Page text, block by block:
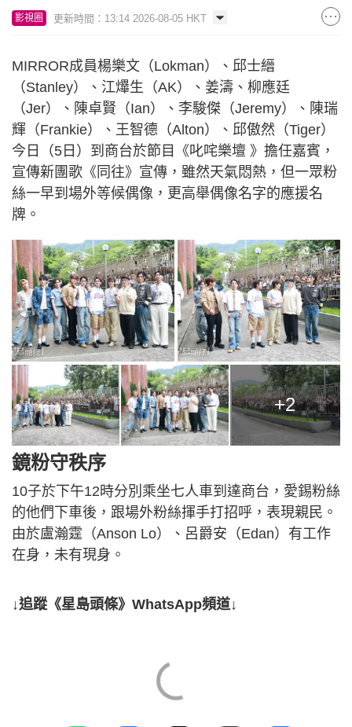
影視圈 更新時間：13:14 2026-08-05 HKT
MIRROR成員楊樂文（Lokman）、邱士縉
（Stanley）、江𤒹生（AK）、姜濤、柳應廷
（Jer）、陳卓賢（Ian）、李駿傑（Jeremy）、陳瑞
輝（Frankie）、王智德（Alton）、邱傲然（Tiger）
今日（5日）到商台於節目《叱咤樂壇 》擔任嘉賓，
宣傳新團歌《同往》宣傳，雖然天氣悶熱，但一眾粉
絲一早到場外等候偶像，更高舉偶像名字的應援名
牌。
+2
鏡粉守秩序
10子於下午12時分別乘坐七人車到達商台，愛錫粉絲
的他們下車後，跟場外粉絲揮手打招呼，表現親民。
由於盧瀚霆（Anson Lo）、呂爵安（Edan）有工作
在身，未有現身。
↓追蹤《星島頭條》WhatsApp頻道↓